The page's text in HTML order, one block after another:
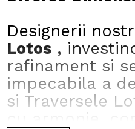
Designerii
Lotos,
rafinament si
impecabila a
si Traversele
cu armonie,